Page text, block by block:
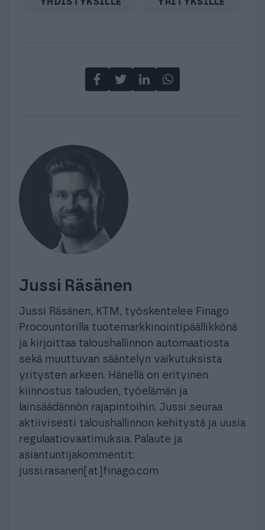
YHDISTYKSILLE YRITYKSILLE
Jussi Räsänen
Jussi Räsänen, KTM, työskentelee Finago
Procountorilla tuotemarkkinointipäällikkönä
ja kirjoittaa taloushallinnon automaatiosta
sekä muuttuvan sääntelyn vaikutuksista
yritysten arkeen. Hänellä on erityinen
kiinnostus talouden, työelämän ja
lainsäädännön rajapintoihin. Jussi seuraa
aktiivisesti taloushallinnon kehitystä ja uusia
regulaatiovaatimuksia. Palaute ja
asiantuntijakommentit:
jussi.rasanen[at]finago.com